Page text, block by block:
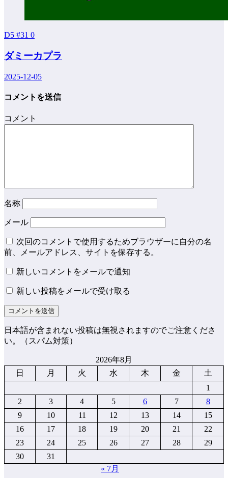
D5 #31 0
ダミーカプラ
2025-12-05
コメントを送信
コメント
名称
メール
次回のコメントで使用するためブラウザーに自分の名
前、メールアドレス、サイトを保存する。
新しいコメントをメールで通知
新しい投稿をメールで受け取る
日本語が含まれない投稿は無視されますのでご注意くださ
い。（スパム対策）
2026年8月
日
月 火 水 木 金
土
1
2
3 4 5 6 7
8
9
10 11 12 13 14
15
16
17 18 19 20 21
22
23
24 25 26 27 28
29
30
31
« 7月